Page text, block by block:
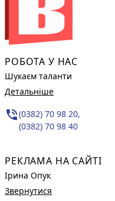
РОБОТА У НАС
Шукаєм таланти
Детальніше
phone_in_talk(0382) 70 98 20,
(0382) 70 98 40
РЕКЛАМА НА САЙТІ
Ірина Опук
Звернутися